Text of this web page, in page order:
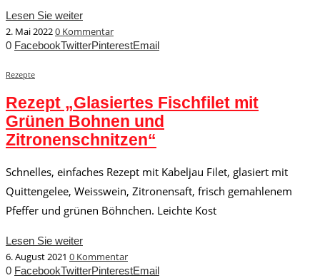
Lesen Sie weiter
2. Mai 20220 Kommentar
0 FacebookTwitterPinterestEmail
Rezepte
Rezept „Glasiertes Fischfilet mit
Grünen Bohnen und
Zitronenschnitzen“
Schnelles, einfaches Rezept mit Kabeljau Filet, glasiert mit
Quittengelee, Weisswein, Zitronensaft, frisch gemahlenem
Pfeffer und grünen Böhnchen. Leichte Kost
Lesen Sie weiter
6. August 2021 0 Kommentar
0 FacebookTwitterPinterestEmail